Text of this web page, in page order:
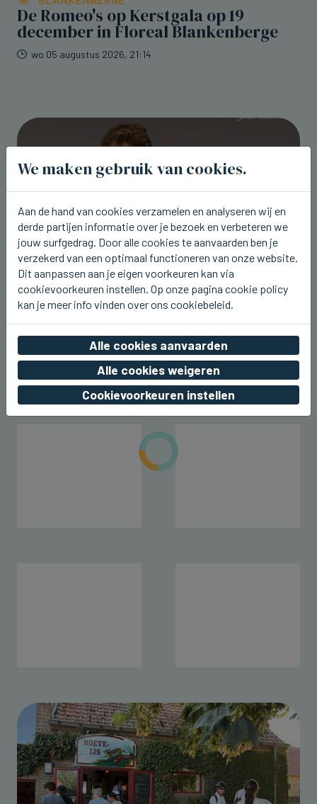
De Romeo's op Kerstgala op 19
december in Floreal Blankenberge
wo 05 augustus 2026, 21:14
WESTENDE
Aaron Blommaert komt nu zaterdag
naar Joe Paradice Beach
wo 05 augustus 2026, 20:49
We maken gebruik van cookies.
Aan de hand van cookies verzamelen en analyseren wij en
derde partijen informatie over je bezoek en verbeteren we
jouw surfgedrag. Door alle cookies te aanvaarden ben je
verzekerd van een optimaal functioneren van onze website.
Dit aanpassen aan je eigen voorkeuren kan via
cookievoorkeuren instellen. Op onze pagina cookie policy
kan je meer info vinden over ons cookiebeleid.
Alle cookies aanvaarden
Alle cookies weigeren
Cookievoorkeuren instellen